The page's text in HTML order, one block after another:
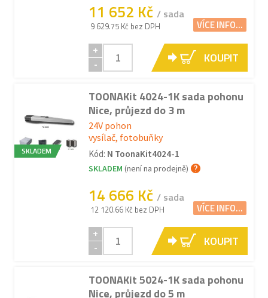
11 652 Kč / sada
9 629.75 Kč bez DPH VÍCE INFO...
+
-
KOUPIT
SKLADEM
TOONAKit 4024-1K sada pohonu
Nice, průjezd do 3 m
24V pohon
vysílač, fotobuňky
Kód: N ToonaKit4024-1
SKLADEM (není na prodejně)
14 666 Kč / sada
12 120.66 Kč bez DPH VÍCE INFO...
+
-
KOUPIT
TOONAKit 5024-1K sada pohonu
Nice, průjezd do 5 m